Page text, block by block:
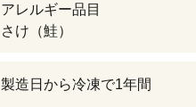
アレルギー品目
さけ（鮭）
製造日から冷凍で1年間